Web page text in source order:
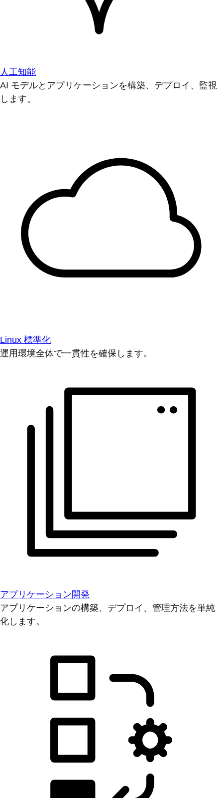
人工知能
AI モデルとアプリケーションを構築、デプロイ、監視
します。
Linux 標準化
運用環境全体で一貫性を確保します。
アプリケーション開発
アプリケーションの構築、デプロイ、管理方法を単純
化します。